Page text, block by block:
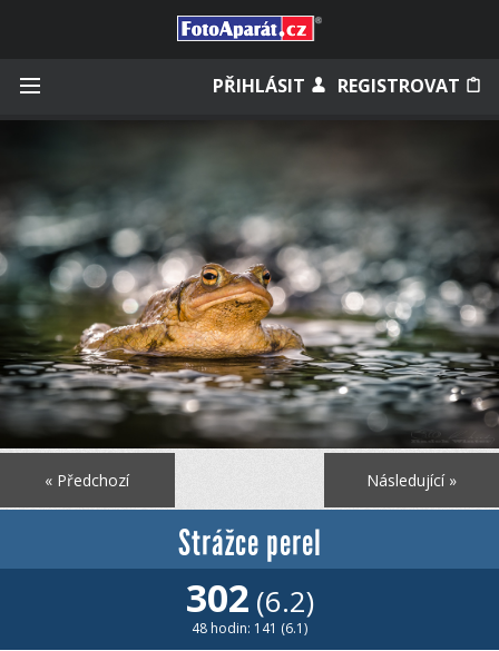
PŘIHLÁSIT REGISTROVAT
Zapomněli jste heslo?
Měli jste účet na starém webu?
« Předchozí Následující »
Strážce perel
302 (6.2)
48 hodin: 141 (6.1)